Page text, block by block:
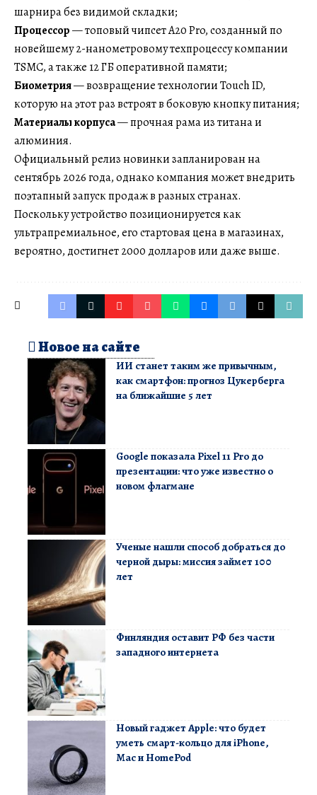
шарнира без видимой складки;
Процессор— топовый чипсет A20 Pro, созданный по
новейшему 2-нанометровому техпроцессу компании
TSMC, а также 12 ГБ оперативной памяти;
Биометрия— возвращение технологии Touch ID,
которую на этот раз встроят в боковую кнопку питания;
Материалы корпуса— прочная рама из титана и
алюминия.
Официальный релиз новинки запланирован на
сентябрь 2026 года, однако компания может внедрить
поэтапный запуск продаж в разных странах.
Поскольку устройство позиционируется как
ультрапремиальное, его стартовая цена в магазинах,
вероятно, достигнет 2000 долларов или даже выше.
Новое на сайте
ИИ станет таким же привычным,
как смартфон: прогноз Цукерберга
на ближайшие 5 лет
Google показала Pixel 11 Pro до
презентации: что уже известно о
новом флагмане
Ученые нашли способ добраться до
черной дыры: миссия займет 100
лет
Финляндия оставит РФ без части
западного интернета
Новый гаджет Apple: что будет
уметь смарт-кольцо для iPhone,
Mac и HomePod